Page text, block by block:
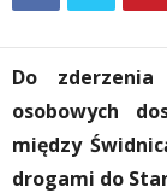
Do
osobowych
między
drogami do